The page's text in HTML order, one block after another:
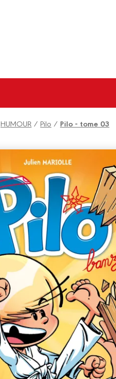
HUMOUR / Pilo / Pilo - tome 03